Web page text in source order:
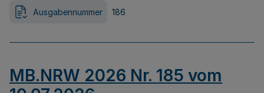
Ausgabennummer 186
MB.NRW 2026 Nr. 185 vom